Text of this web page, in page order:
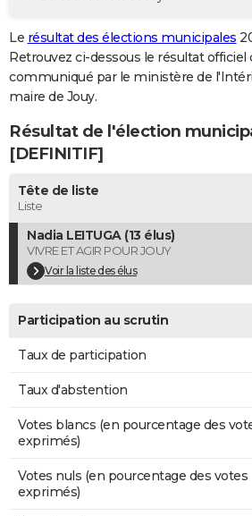
GUIDES D'ACHAT
BONS PLANS
CARTE DE VOEUX
Carte de Noël
Carte Bonne année
Carte Saint-Valentin
Carte Pâques
Carte d'anniversaire
DICTIONNAIRE
Dictionnaire
Biographies
Citations
Expressions
Proverbes
PROGRAMME TV
COPAINS D'AVANT
S'inscrire
Se connecter
Lycées
Collèges
Primaires
Universités
Entreprises
Service militaire
Avis de recherche
AVIS DE DÉCÈS
FORUM
Le résultat des élections municipales
Retrouvez ci-dessous le résultat officiel
communiqué par le ministère de
maire de Jouy.
Résultat de l'élection
[DEFINITIF]
Tête de liste
Liste
Nadia LEITUGA (13 élus)
VIVRE ET AGIR POUR JOUY
Voir la liste des élus
Participation au scrutin
Taux de participation
Taux d'abstention
Votes blancs (en pourcentage des
exprimés)
Votes nuls (en pourcentage des votes
exprimés)